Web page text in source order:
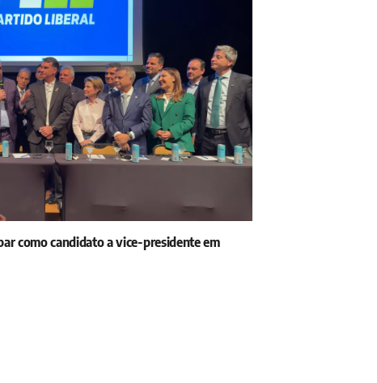
como candidato a vice-presidente em